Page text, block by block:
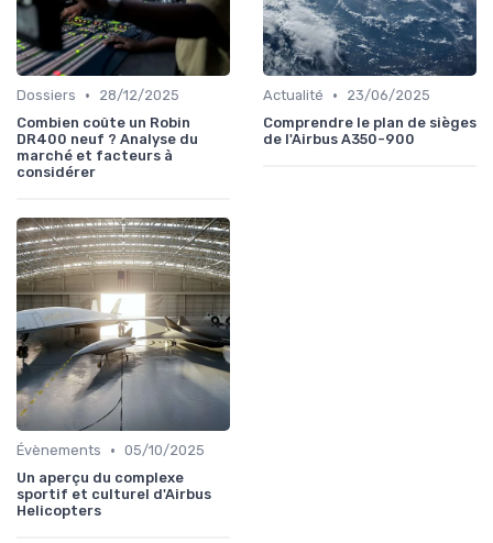
Dossiers •
28/12/2025
Combien coûte un Robin
DR400 neuf ? Analyse du
marché et facteurs à
considérer
Actualité •
23/06/2025
Comprendre le plan de sièges
de l'Airbus A350-900
Évènements • 05/10/2025
Un aperçu du complexe
sportif et culturel d'Airbus
Helicopters